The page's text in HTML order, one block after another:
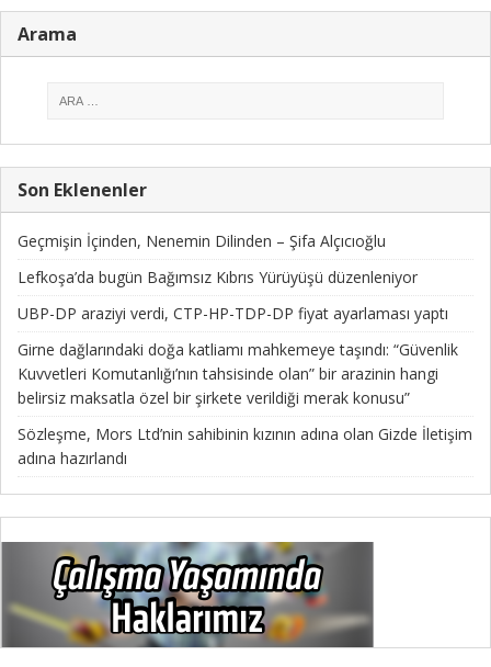
Arama
Son Eklenenler
Geçmişin İçinden, Nenemin Dilinden – Şifa Alçıcıoğlu
Lefkoşa’da bugün Bağımsız Kıbrıs Yürüyüşü düzenleniyor
UBP-DP araziyi verdi, CTP-HP-TDP-DP fiyat ayarlaması yaptı
Girne dağlarındaki doğa katliamı mahkemeye taşındı: “Güvenlik
Kuvvetleri Komutanlığı’nın tahsisinde olan” bir arazinin hangi
belirsiz maksatla özel bir şirkete verildiği merak konusu”
Sözleşme, Mors Ltd’nin sahibinin kızının adına olan Gizde İletişim
adına hazırlandı